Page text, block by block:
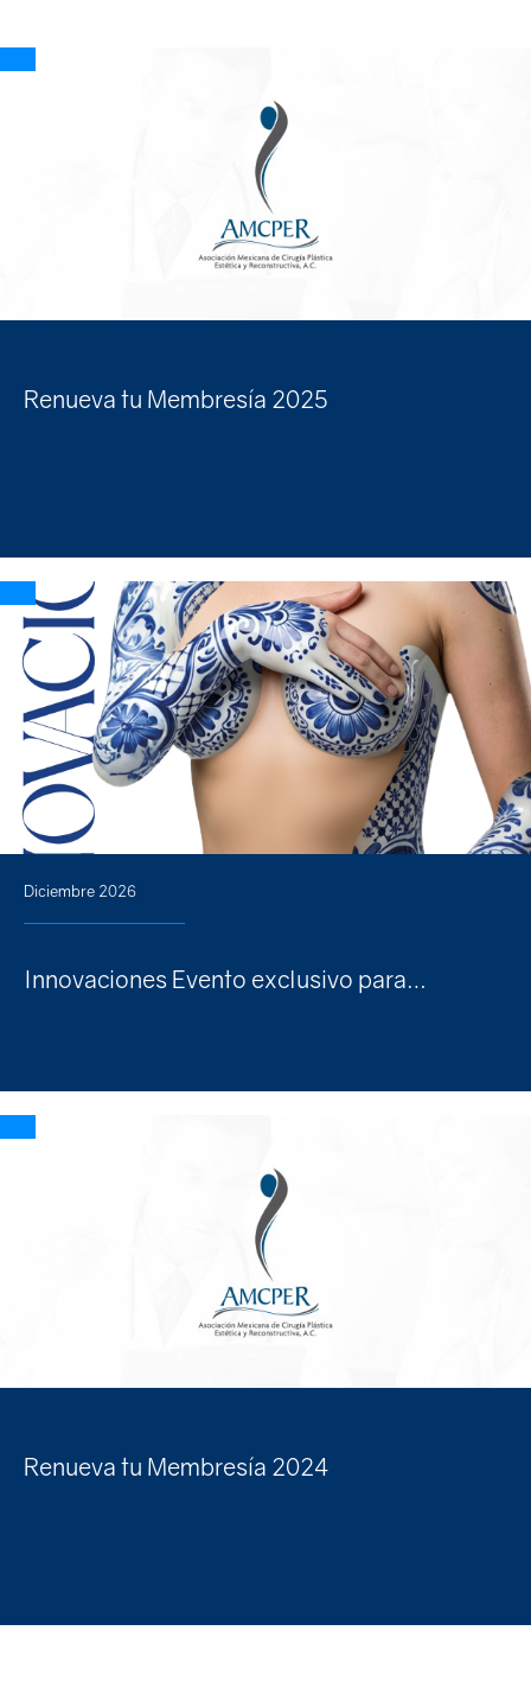
Renueva tu Membresía 2025
Diciembre 2026
Innovaciones Evento exclusivo para…
Renueva tu Membresía 2024